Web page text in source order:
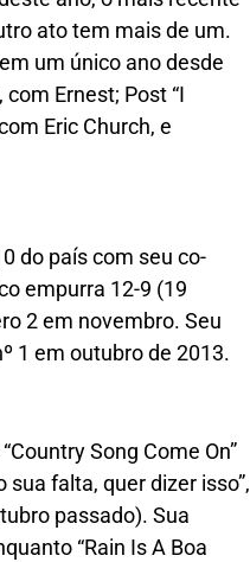
ato tem mais de um.
um único ano desde
Ernest; Post “I
Eric Church, e
do país com seu co-
empurra 12-9 (19
2 em novembro. Seu
1 em outubro de 2013.
Song Come On”
sua falta, quer dizer isso”,
passado). Sua
“Rain Is A Boa